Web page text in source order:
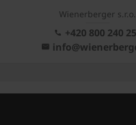
Wienerberger s.r.o.
+420 800 240